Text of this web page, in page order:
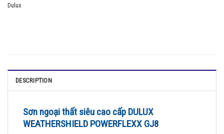
Dulux
DESCRIPTION
Sơn ngoại thất siêu cao cấp DULUX
WEATHERSHIELD POWERFLEXX GJ8